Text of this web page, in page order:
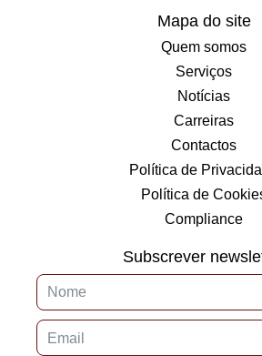
Mapa do site
Quem somos
Serviços
Notícias
Carreiras
Contactos
Política de
Política de
Compliance
Subscrever